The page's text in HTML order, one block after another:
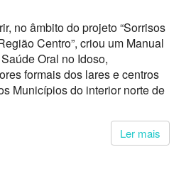
no âmbito do projeto “Sorrisos
Centro”, criou um Manual
Oral no Idoso,
formais dos lares e centros
Municípios do interior norte de
Ler mais